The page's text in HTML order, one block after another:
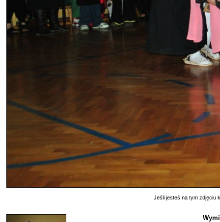
Jeśli jesteś na tym zdjęciu